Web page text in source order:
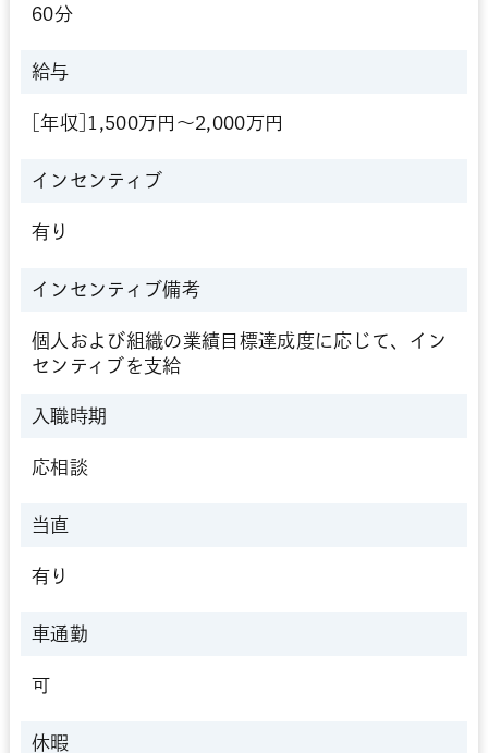
60分
給与
[年収]1,500万円～2,000万円
インセンティブ
有り
インセンティブ備考
個人および組織の業績目標達成度に応じて、イン
センティブを支給
入職時期
応相談
当直
有り
車通勤
可
休暇